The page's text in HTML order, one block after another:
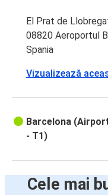
El Prat de
08820 Aeroportul
Spania
Vizualizează
Barcelona
- T1)
Cele mai